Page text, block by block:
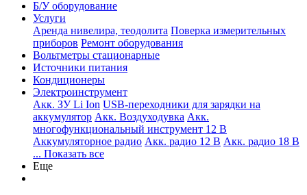
Б/У оборудование
Услуги
Аренда нивелира, теодолита Поверка измерительных
приборов Ремонт оборудования
Вольтметры стационарные
Источники питания
Кондиционеры
Электроинструмент
Aкк. ЗУ Li Ion USB-переходники для зарядки на
аккумулятор Акк. Воздуходувка Акк.
многофункциональный инструмент 12 В
Аккумуляторное радио Акк. радио 12 В Акк. радио 18 В
... Показать все
Еще